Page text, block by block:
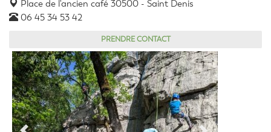
Place de l'ancien café 30500 - Saint Denis
06 45 34 53 42
PRENDRE CONTACT